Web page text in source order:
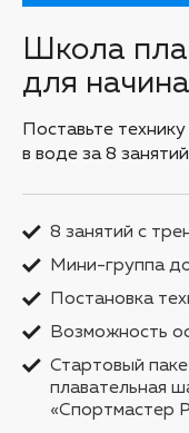
Школа
для
Поставьте
в воде за 8 занятий
8 занятий с
Мини-группа
Постановка
Возможность
Стартовый
плавательная
«Спортмастер